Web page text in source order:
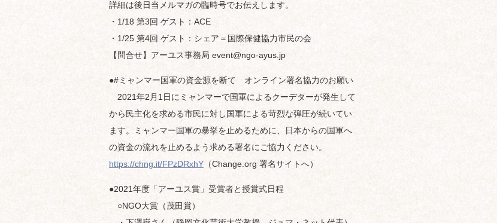
詳細は後日当メルマガの臨時号でお伝えします。
・1/18 第3回 ゲスト：ACE
・1/25 第4回 ゲスト：シェア＝国際保健協力市民の会
【問合せ】アーユス事務局 event@ngo-ayus.jp
●#ミャンマー国軍の資金源を断て オンライン署名協力のお願い
2021年2月1日にミャンマーで国軍によるクーデターが発生して
から民主化を求める市民に対し国軍による苛烈な弾圧が続いてい
ます。ミャンマー国軍の暴挙を止めるために、日本からの国軍へ
の資金の流れを止めるよう求める署名にご協力ください。
https://chng.it/FPzDRxhY （Change.org 署名サイトへ）
●2021年度「アーユス賞」受賞者と授賞式日程
○NGO大賞（茂田賞）